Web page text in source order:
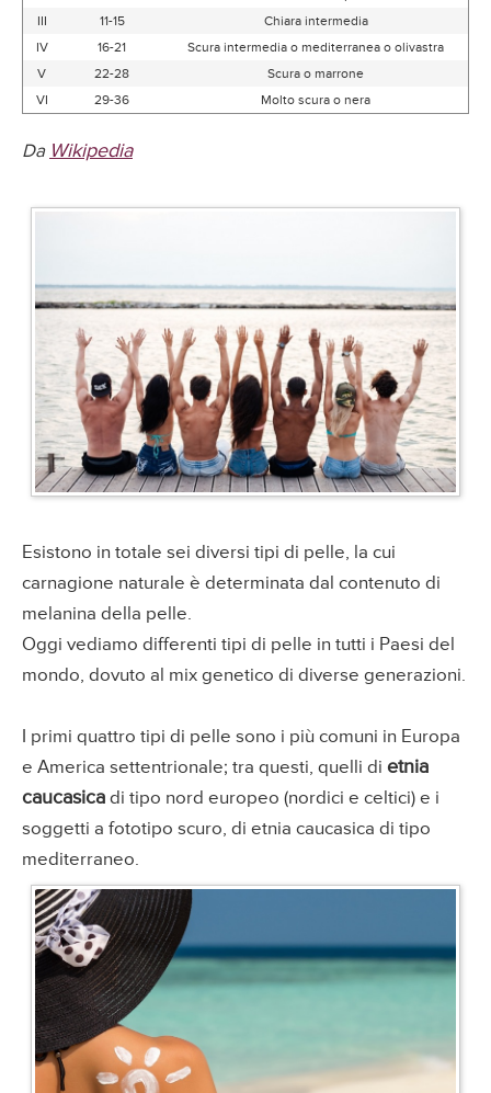
III
11-15
Chiara intermedia
IV
16-21
Scura intermedia o mediterranea o olivastra
V
22-28
Scura o marrone
VI
29-36 Molto scura o nera
Da Wikipedia
Esistono in totale sei diversi tipi di pelle, la cui
carnagione naturale è determinata dal contenuto di
melanina della pelle.
Oggi vediamo differenti tipi di pelle in tutti i Paesi del
mondo, dovuto al mix genetico di diverse generazioni.
I primi quattro tipi di pelle sono i più comuni in Europa
e America settentrionale; tra questi, quelli di etnia
caucasica di tipo nord europeo (nordici e celtici) e i
soggetti a fototipo scuro, di etnia caucasica di tipo
mediterraneo.